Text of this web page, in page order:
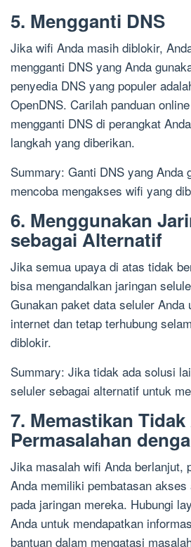
5. Mengganti DNS
Jika wifi Anda masih diblokir,
mengganti DNS yang Anda
penyedia DNS yang populer
OpenDNS. Carilah panduan
mengganti DNS di perangkat
langkah yang diberikan.
Summary: Ganti DNS yang Anda
mencoba mengakses wifi yang
6. Menggunakan
sebagai Alternatif
Jika semua upaya di atas tidak
bisa mengandalkan jaringan
Gunakan paket data seluler Anda
internet dan tetap terhubung
diblokir.
Summary: Jika tidak ada solusi
seluler sebagai alternatif untuk
7. Memastikan
Permasalahan
Jika masalah wifi Anda berlanjut,
Anda memiliki pembatasan
pada jaringan mereka. Hubungi
Anda untuk mendapatkan
bantuan dalam mengatasi